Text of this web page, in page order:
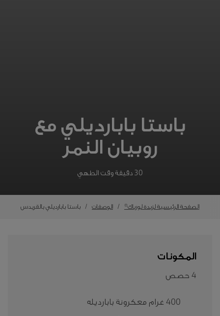
باستا بابارديلي مع
روبيان النمر
30 دقيقة وقت الطهي
الصفحة الرئيسية لزبدة لورباك® الوصفات باستا بابارديلي بالقريدس
المكونات
4 حصص
400 غرام معكرونة بابارديله